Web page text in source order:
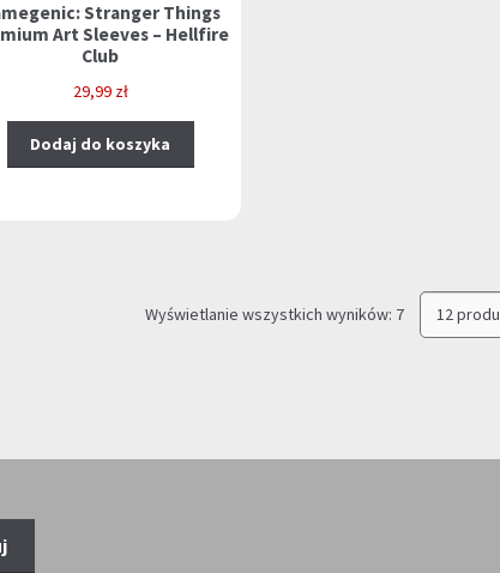
Stranger Things
Art Sleeves – Hellfire
Club
29,99 zł
Dodaj do koszyka
Wyświetlanie wszystkich wyników: 7Posortowane
według